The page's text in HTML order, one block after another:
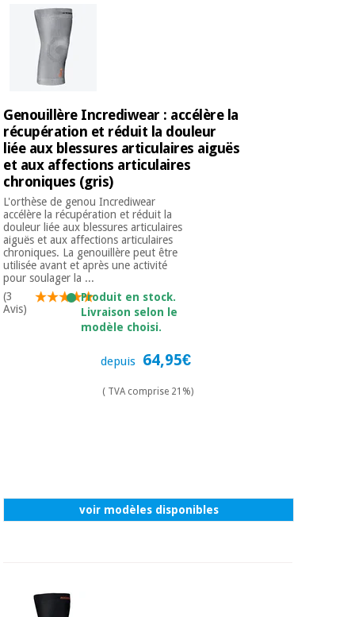
Genouillère Incrediwear : accélère la
récupération et réduit la douleur
liée aux blessures articulaires aiguës
et aux affections articulaires
chroniques (gris)
L'orthèse de genou Incrediwear
accélère la récupération et réduit la
douleur liée aux blessures articulaires
aiguës et aux affections articulaires
chroniques. La genouillère peut être
utilisée avant et après une activité
pour soulager la ...
(3
Avis)
Produit en stock.
Livraison selon le
modèle choisi.
depuis 64,95€
( TVA comprise 21%)
voir modèles disponibles